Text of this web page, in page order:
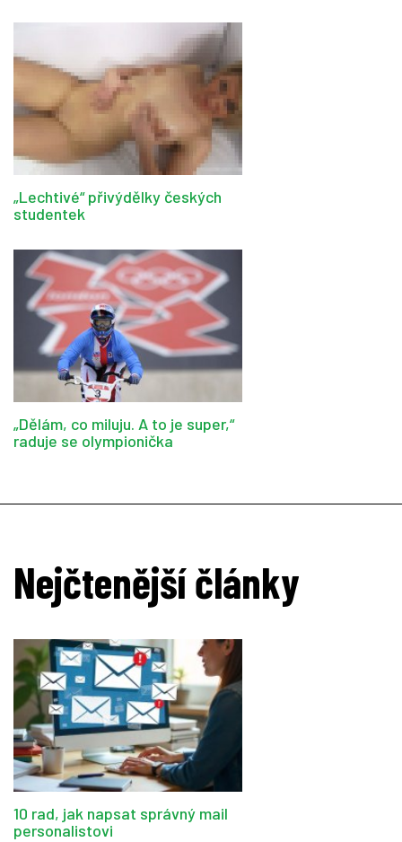
„Lechtivé“ přivýdělky českých
studentek
„Dělám, co miluju. A to je super,“
raduje se olympionička
Nejčtenější články
10 rad, jak napsat správný mail
personalistovi